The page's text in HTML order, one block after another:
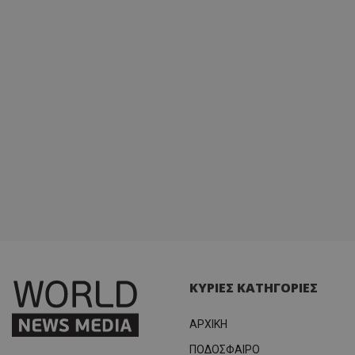
ΚΥΡΙΕΣ ΚΑΤΗΓΟΡΙΕΣ
ΑΡΧΙΚΗ
ΠΟΔΟΣΦΑΙΡΟ